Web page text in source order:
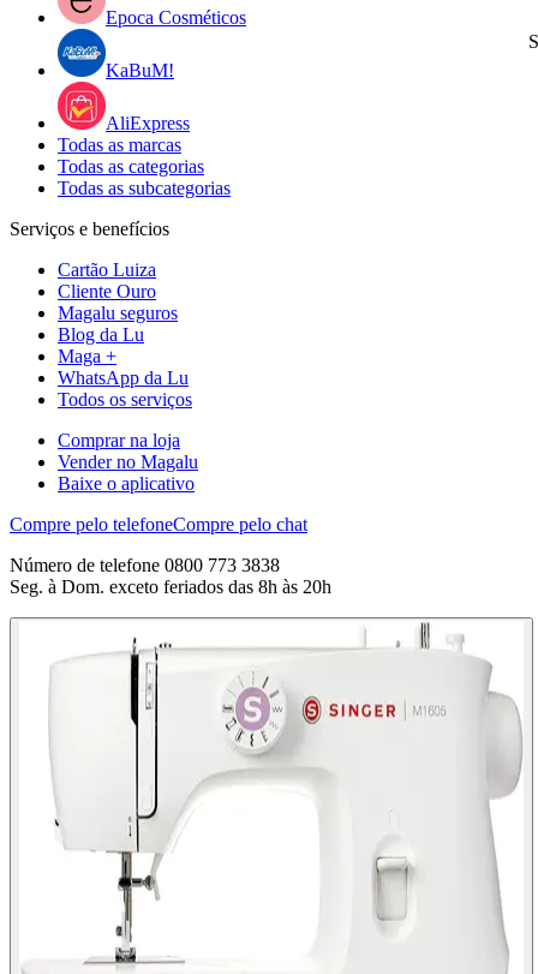
Epoca Cosméticos
KaBuM!
AliExpress
Todas as marcas
Todas as categorias
Todas as subcategorias
Serviços e benefícios
Cartão Luiza
Cliente Ouro
Magalu seguros
Blog da Lu
Maga +
WhatsApp da Lu
Todos os serviços
Comprar na loja
Vender no Magalu
Baixe o aplicativo
Compre pelo telefoneCompre pelo chat
Número de telefone 0800 773 3838
Seg. à Dom. exceto feriados das 8h às 20h